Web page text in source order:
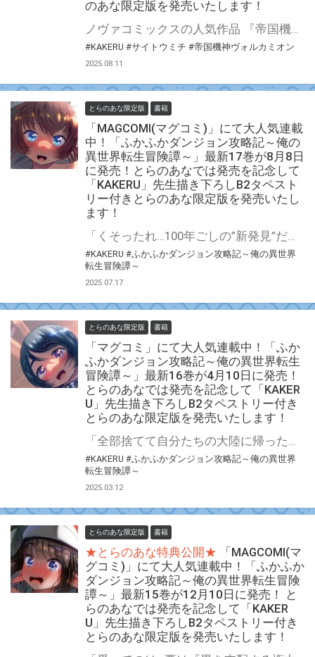
のあな限定版を発売いたします！
#KAKERU #サイトウミチ #帝国機神ヴォルカミオン
2025.08.11
とらのあな限定版 書籍
「MAGCOMI(マグコミ)」にて大人気連載
中！「ふかふかダンジョン攻略記～俺の
異世界転生冒険譚～」最新17巻が8月8日
に発売！とらのあなでは発売を記念して
「KAKERU」先生描き下ろしB2タペスト
リー付きとらのあな限定版を発売いたし
ます！
#KAKERU #ふかふかダンジョン攻略記～俺の異世界
転生冒険譚～
2025.07.17
とらのあな限定版 書籍
「マグコミ」にて大人気連載中！「ふか
ふかダンジョン攻略記～俺の異世界転生
冒険譚～」最新16巻が4月10日に発売！
とらのあなでは発売を記念して「KAKER
U」先生描き下ろしB2タペストリー付き
とらのあな限定版を発売いたします！
#KAKERU #ふかふかダンジョン攻略記～俺の異世界
転生冒険譚～
2025.03.12
とらのあな限定版 書籍
★とらのあな特典公開★
「MAGCOMI(マ
グコミ)」にて大人気連載中！「ふかふか
ダンジョン攻略記～俺の異世界転生冒険
譚～」最新15巻が12月10日に発売！ と
らのあなでは発売を記念して「KAKER
U」先生描き下ろしB2タペストリー付き
とらのあな限定版を発売いたします！